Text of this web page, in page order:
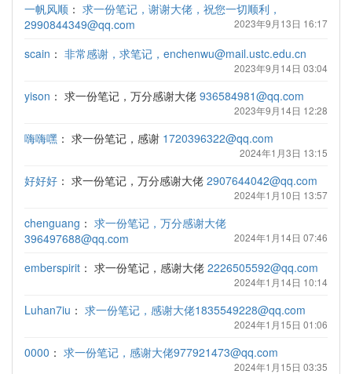
一帆风顺 ： 求一份笔记，谢谢大佬，祝您一切顺利，
2990844349@qq.com
2023年9月13日 16:17
scain ： 非常感谢，求笔记，enchenwu@mail.ustc.edu.cn
2023年9月14日 03:04
yison ： 求一份笔记，万分感谢大佬 936584981@qq.com
2023年9月14日 12:28
嗨嗨嘿 ： 求一份笔记，感谢 1720396322@qq.com
2024年1月3日 13:15
好好好 ： 求一份笔记，万分感谢大佬 2907644042@qq.com
2024年1月10日 13:57
chenguang ： 求一份笔记，万分感谢大佬
396497688@qq.com
2024年1月14日 07:46
emberspirit ： 求一份笔记，感谢大佬 2226505592@qq.com
2024年1月14日 10:14
Luhan7iu ： 求一份笔记，感谢大佬1835549228@qq.com
2024年1月15日 01:06
0000 ： 求一份笔记，感谢大佬977921473@qq.com
2024年1月15日 03:35